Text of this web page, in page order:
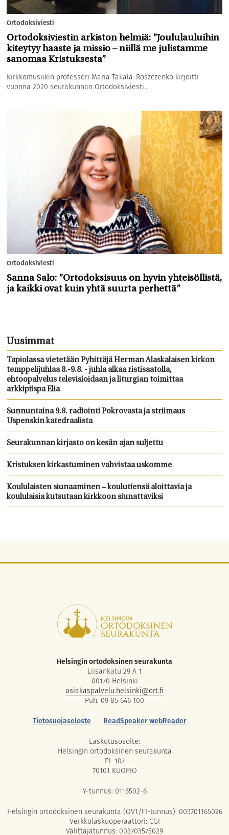
Ortodoksiviesti
Ortodoksiviestin arkiston helmiä: ”Joululauluihin
kiteytyy haaste ja missio – niillä me julistamme
sanomaa Kristuksesta”
Kirkkomusiikin professori Maria Takala-Roszczenko kirjoitti
vuonna 2020 seurakunnan Ortodoksiviesti...
Ortodoksiviesti
Sanna Salo: ”Ortodoksisuus on hyvin yhteisöllistä,
ja kaikki ovat kuin yhtä suurta perhettä”
Uusimmat
Tapiolassa vietetään Pyhittäjä Herman Alaskalaisen kirkon
temppelijuhlaa 8.-9.8. - juhla alkaa ristisaatolla,
ehtoopalvelus televisioidaan ja liturgian toimittaa
arkkipiispa Elia
Sunnuntaina 9.8. radiointi Pokrovasta ja striimaus
Uspenskin katedraalista
Seurakunnan kirjasto on kesän ajan suljettu
Kristuksen kirkastuminen vahvistaa uskomme
Koululaisten siunaaminen – koulutiensä aloittavia ja
koululaisia kutsutaan kirkkoon siunattaviksi
Helsingin ortodoksinen seurakunta
Liisankatu 29 A 1
00170 Helsinki
asiakaspalvelu.helsinki@ort.fi
Puh. 09 85 646 100
Tietosuojaseloste
ReadSpeaker webReader
Laskutusosoite:
Helsingin ortodoksinen seurakunta
PL 107
70101 KUOPIO
Y-tunnus: 0116502-6
Helsingin ortodoksinen seurakunta (OVT/FI-tunnus): 003701165026
Verkkolaskuoperaattori: CGI
Välittäjätunnus: 003703575029